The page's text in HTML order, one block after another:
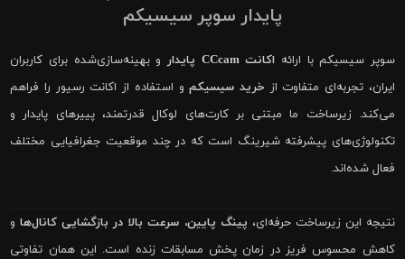
پایدار سوپر سیسیکم
سوپر سیسیکم با ارائه اکانت CCcam پایدار
و بهینه‌سازی‌شده برای کاربران
ایران، تجربه‌ای متفاوت از خرید سیسیکمو استفاده از اکانت رسیور را فراهم
می‌کند. زیرساخت ما مبتنی بر کارت‌های لوکال قدرتمند، پییرهای پایدار و
تکنولوژی‌های پیشرفته شیرینگ است که در چند موقعیت جغرافیایی مختلف
فعال شده‌اند.
نتیجه این زیرساخت حرفه‌ای، پینگ پایین، سرعت بالا در بازگشایی کانال‌هاو
کاهش محسوس فریز در زمان پخش مسابقات زنده است. این همان تفاوتی